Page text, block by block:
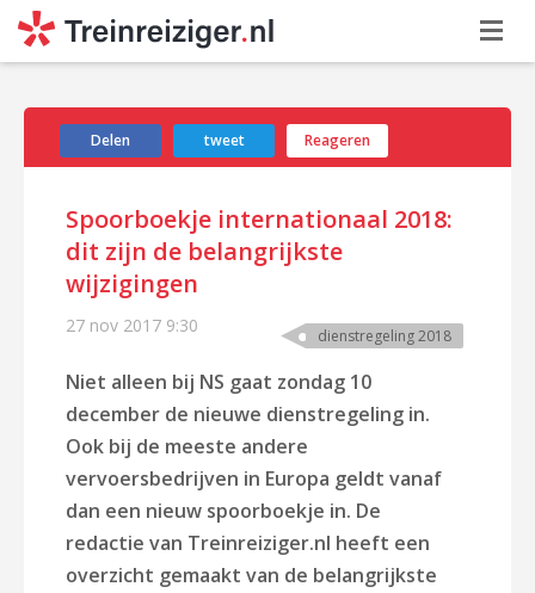
Delen tweet Reageren
Spoorboekje internationaal 2018:
dit zijn de belangrijkste
wijzigingen
27 nov 2017 9:30 dienstregeling 2018
Niet alleen bij NS gaat zondag 10
december de nieuwe dienstregeling in.
Ook bij de meeste andere
vervoersbedrijven in Europa geldt vanaf
dan een nieuw spoorboekje in. De
redactie van Treinreiziger.nl heeft een
overzicht gemaakt van de belangrijkste